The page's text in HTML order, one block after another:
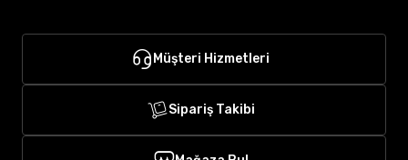
Müşteri Hizmetleri
Sipariş Takibi